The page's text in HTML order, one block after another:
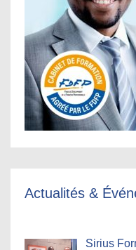
Actualités &
Sirius